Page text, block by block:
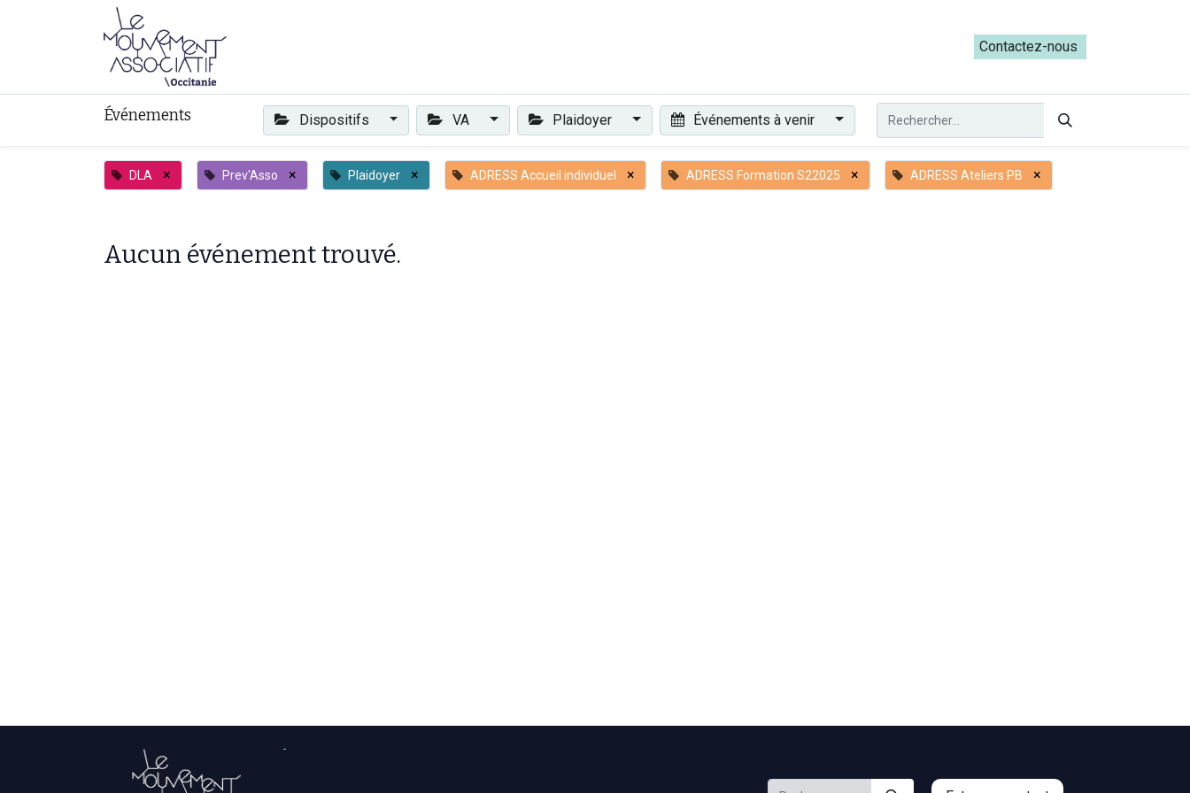
Les ateliers du Parcours ADRESS [mai-juin 2026]
Contactez-nous​​
Événements Dispositifs VA Plaidoyer Événements à venir
DLA × Prev'Asso × Plaidoyer × ADRESS Accueil individuel × ADRESS Formation S22025 × ADRESS Ateliers PB ×
Aucun événement trouvé.